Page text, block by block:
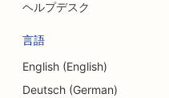
ヘルプデスク
言語
English (English)
Deutsch (German)